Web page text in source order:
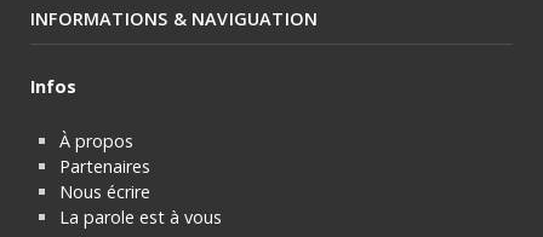
INFORMATIONS & NAVIGUATION
Infos
À propos
Partenaires
Nous écrire
La parole est à vous